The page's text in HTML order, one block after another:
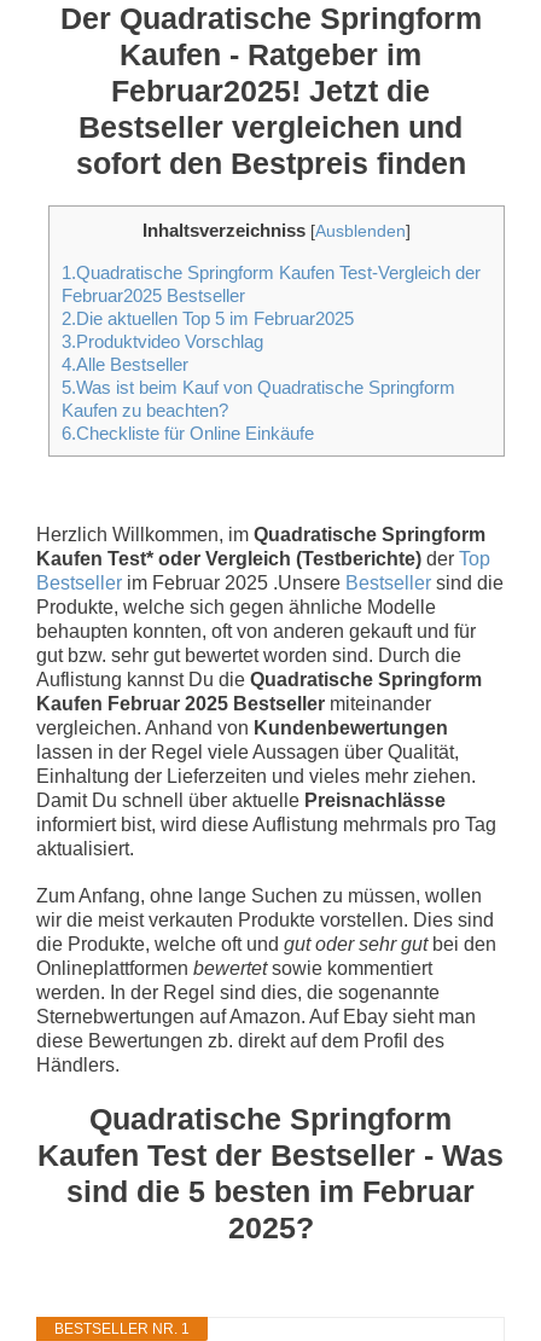
Der Quadratische Springform
Kaufen - Ratgeber im
Februar2025! Jetzt die
Bestseller vergleichen und
sofort den Bestpreis finden
Inhaltsverzeichniss [Ausblenden]
1.Quadratische Springform Kaufen Test-Vergleich der
Februar2025 Bestseller
2.Die aktuellen Top 5 im Februar2025
3.Produktvideo Vorschlag
4.Alle Bestseller
5.Was ist beim Kauf von Quadratische Springform
Kaufen zu beachten?
6.Checkliste für Online Einkäufe
Herzlich Willkommen, im Quadratische Springform
Kaufen Test* oder Vergleich (Testberichte) der Top
Bestseller im Februar 2025 .Unsere Bestseller sind die
Produkte, welche sich gegen ähnliche Modelle
behaupten konnten, oft von anderen gekauft und für
gut bzw. sehr gut bewertet worden sind. Durch die
Auflistung kannst Du die Quadratische Springform
Kaufen Februar 2025 Bestseller miteinander
vergleichen. Anhand von Kundenbewertungen
lassen in der Regel viele Aussagen über Qualität,
Einhaltung der Lieferzeiten und vieles mehr ziehen.
Damit Du schnell über aktuelle Preisnachlässe
informiert bist, wird diese Auflistung mehrmals pro Tag
aktualisiert.
Zum Anfang, ohne lange Suchen zu müssen, wollen
wir die meist verkauten Produkte vorstellen. Dies sind
die Produkte, welche oft und gut oder sehr gutbei den
Onlineplattformen bewertetsowie kommentiert
werden. In der Regel sind dies, die sogenannte
Sternebwertungen auf Amazon. Auf Ebay sieht man
diese Bewertungen zb. direkt auf dem Profil des
Händlers.
Quadratische Springform
Kaufen Test der Bestseller - Was
sind die 5 besten im Februar
2025?
BESTSELLER NR. 1